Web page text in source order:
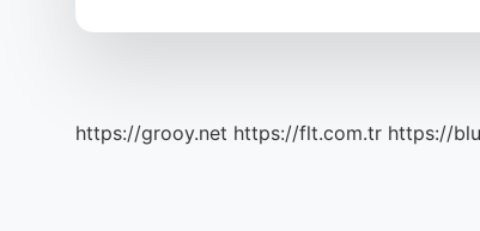
https://grooy.net https://flt.com.tr https://